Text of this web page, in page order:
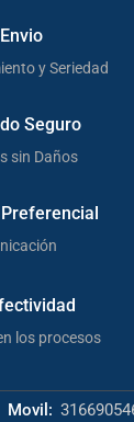
y Seriedad
Seguro
sin Daños
los procesos
Movil: